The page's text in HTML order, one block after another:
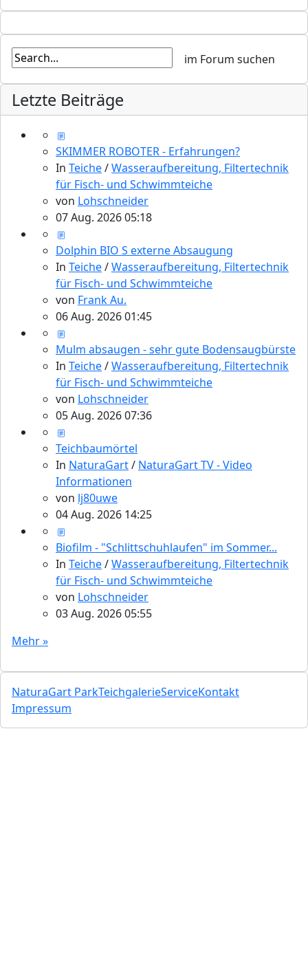
Letzte Beiträge
SKIMMER ROBOTER - Erfahrungen?
In Teiche/Wasseraufbereitung, Filtertechnik
für Fisch- und Schwimmteiche
von Lohschneider
07 Aug. 2026 05:18
Dolphin BIO S externe Absaugung
In Teiche/Wasseraufbereitung, Filtertechnik
für Fisch- und Schwimmteiche
von Frank Au.
06 Aug. 2026 01:45
Mulm absaugen - sehr gute Bodensaugbürste
In Teiche/Wasseraufbereitung, Filtertechnik
für Fisch- und Schwimmteiche
von Lohschneider
05 Aug. 2026 07:36
Teichbaumörtel
In NaturaGart/ NaturaGart TV - Video
Informationen
von lj80uwe
04 Aug. 2026 14:25
Biofilm - "Schlittschuhlaufen" im Sommer...
In Teiche/Wasseraufbereitung, Filtertechnik
für Fisch- und Schwimmteiche
von Lohschneider
03 Aug. 2026 05:55
Mehr »
NaturaGart ParkTeichgalerieServiceKontakt
Impressum